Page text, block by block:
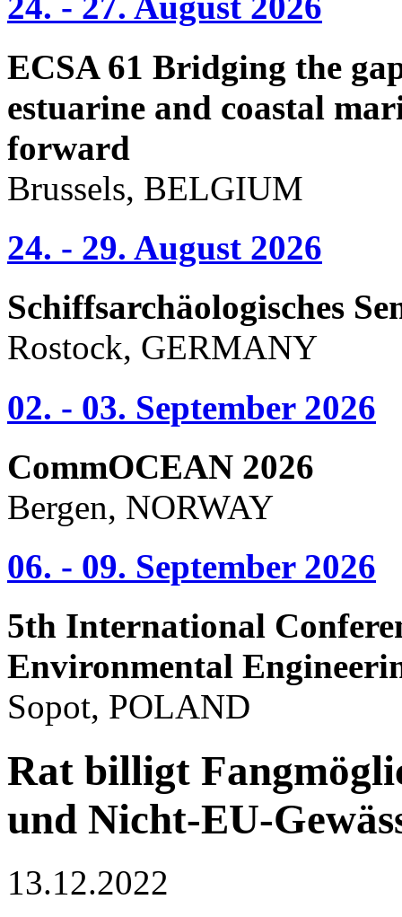
ECSA 61 Bridging the
estuarine and coastal
forward
Brussels, BELGIUM
24. - 29. August 2026
Schiffsarchäologisches
Rostock, GERMANY
02. - 03. September 2026
CommOCEAN 2026
Bergen, NORWAY
06. - 09. September 2026
5th International
Environmental
Sopot, POLAND
Rat billigt
und Nicht-EU-
13.12.2022